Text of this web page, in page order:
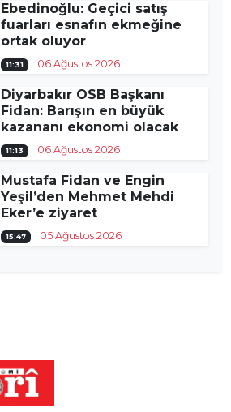
Ebedinoğlu: Geçici satış
fuarları esnafın ekmeğine
ortak oluyor
11:31 06 Ağustos 2026
Diyarbakır OSB Başkanı
Fidan: Barışın en büyük
kazananı ekonomi olacak
11:13 06 Ağustos 2026
Mustafa Fidan ve Engin
Yeşil’den Mehmet Mehdi
Eker’e ziyaret
15:47 05 Ağustos 2026